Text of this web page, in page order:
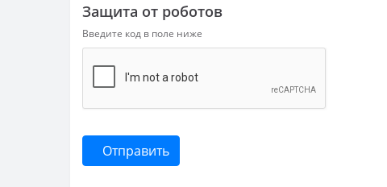
Защита от роботов
Введите код в поле ниже
Отправить